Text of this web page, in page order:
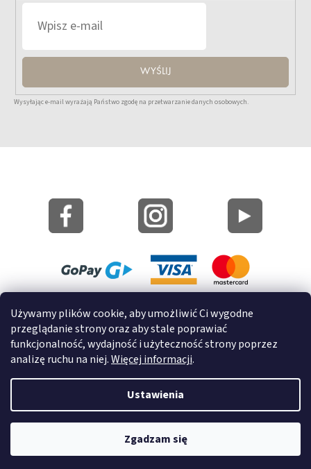
Używamy plików cookie, aby umożliwić Ci wygodne
przeglądanie strony oraz aby stale poprawiać
funkcjonalność, wydajność i użyteczność strony poprzez
analizę ruchu na niej.Więcej informacji.
Ustawienia
Zgadzam się
WYŚLIJ
Wysyłając e-mail wyrażają Państwo zgodę na przetwarzanie danych osobowych.
Informacje o cookies
© 2022 GRUND a.s.
Opracował Shoptet
Copyright 2026GrundHome.pl. Wszystkie prawa zastrzeżone.